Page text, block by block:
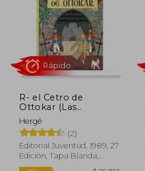
Rápido
R- el Cetro de
Ottokar (Las
Aventuras de Tintin
Rustica)
Hergé
(2)
Editorial Juventud, 1989, 27
Edición, Tapa Blanda,
Nuevo